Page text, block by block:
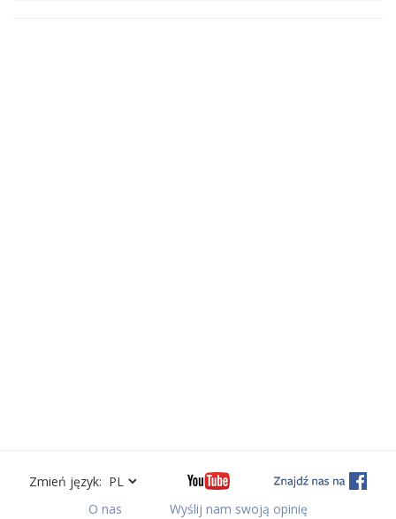
Zmień język:
O nas
Wyślij nam swoją opinię